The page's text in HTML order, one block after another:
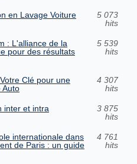
en Lavage Voiture
5 073
hits
: L'alliance de la
pour des résultats
5 539
hits
Clé pour une
Auto
4 307
hits
inter et intra
3 875
hits
internationale dans
de Paris : un guide
4 761
hits